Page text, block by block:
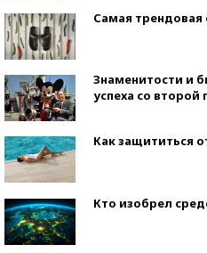
Самая трендовая
Знаменитости и
успеха со второй
Как защититься
Кто изобрел